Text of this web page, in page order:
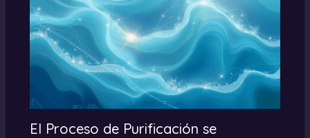
El Proceso de Purificación se